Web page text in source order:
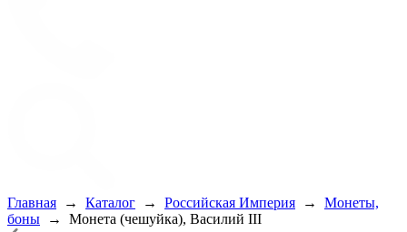
Главная → Каталог → Российская Империя →
Монеты,
боны
→
Монета (чешуйка), Василий III